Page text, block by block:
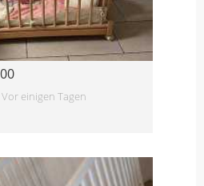
Vor einigen Tagen